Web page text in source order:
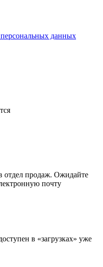
данных
отдел продаж. Ожидайте
почту
в «загрузках» уже